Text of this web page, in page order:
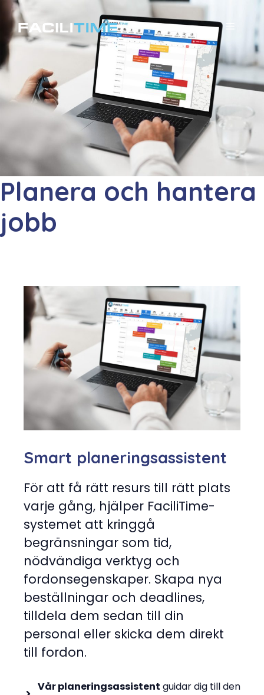
Hoppa
till
innehåll
Planera och hantera
jobb
Smart planeringsassistent
För att få rätt resurs till rätt plats
varje gång, hjälper FaciliTime-
systemet att kringgå
begränsningar som tid,
nödvändiga verktyg och
fordonsegenskaper. Skapa nya
beställningar och deadlines,
tilldela dem sedan till din
personal eller skicka dem direkt
till fordon.
Vår planeringsassistent guidar dig till den